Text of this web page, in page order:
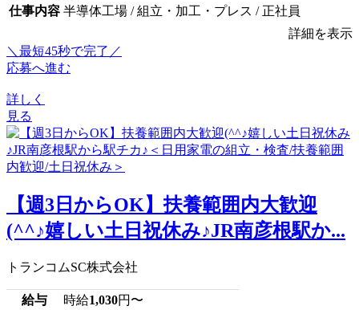
仕事内容 半導体工場 / 組立・加工・プレス / 正社員
詳細を表示
＼最短45秒で完了／
応募へ進む
詳しく
見る
【週3日からOK】扶養範囲内大歓迎
(^^♪嬉しい土日祝休み♪JR南彦根駅か...
トランコムSC株式会社
給与 時給1,030円〜